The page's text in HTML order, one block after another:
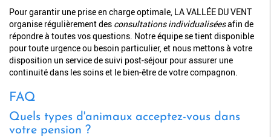
Pour garantir une prise en charge optimale, LA VALLÉE DU VENT
organise régulièrement des consultations individualiséesafin de
répondre à toutes vos questions. Notre équipe se tient disponible
pour toute urgence ou besoin particulier, et nous mettons à votre
disposition un service de suivi post-séjour pour assurer une
continuité dans les soins et le bien-être de votre compagnon.
FAQ
Quels types d'animaux acceptez-vous dans
votre pension ?